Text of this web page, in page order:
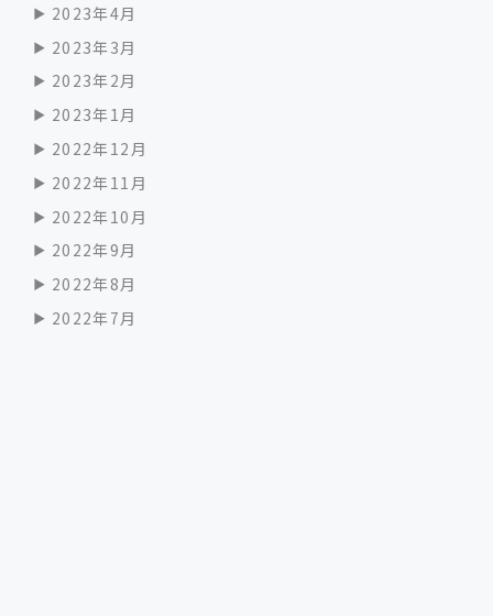
2023年4月
2023年3月
2023年2月
2023年1月
2022年12月
2022年11月
2022年10月
2022年9月
2022年8月
2022年7月